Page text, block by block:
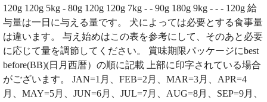
120g 120g 5kg - 80g 120g 120g 7kg - - 90g 180g 9kg - - - 120g 給
与量は一日に与える量です。 犬によっては必要とする食事量
は違います。 与え始めはこの表を参考にして、そのあと必要
に応じて量を調節してください。 賞味期限パッケージにbest
before(BB)(日月西暦）の順に記載 上部に印字されている場合
がございます。 JAN=1月、FEB=2月、MAR=3月、APR=4
月、MAY=5月、JUN=6月、JUL=7月、AUG=8月、SEP=9月、